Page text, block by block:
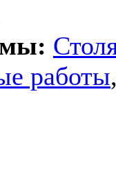
работы